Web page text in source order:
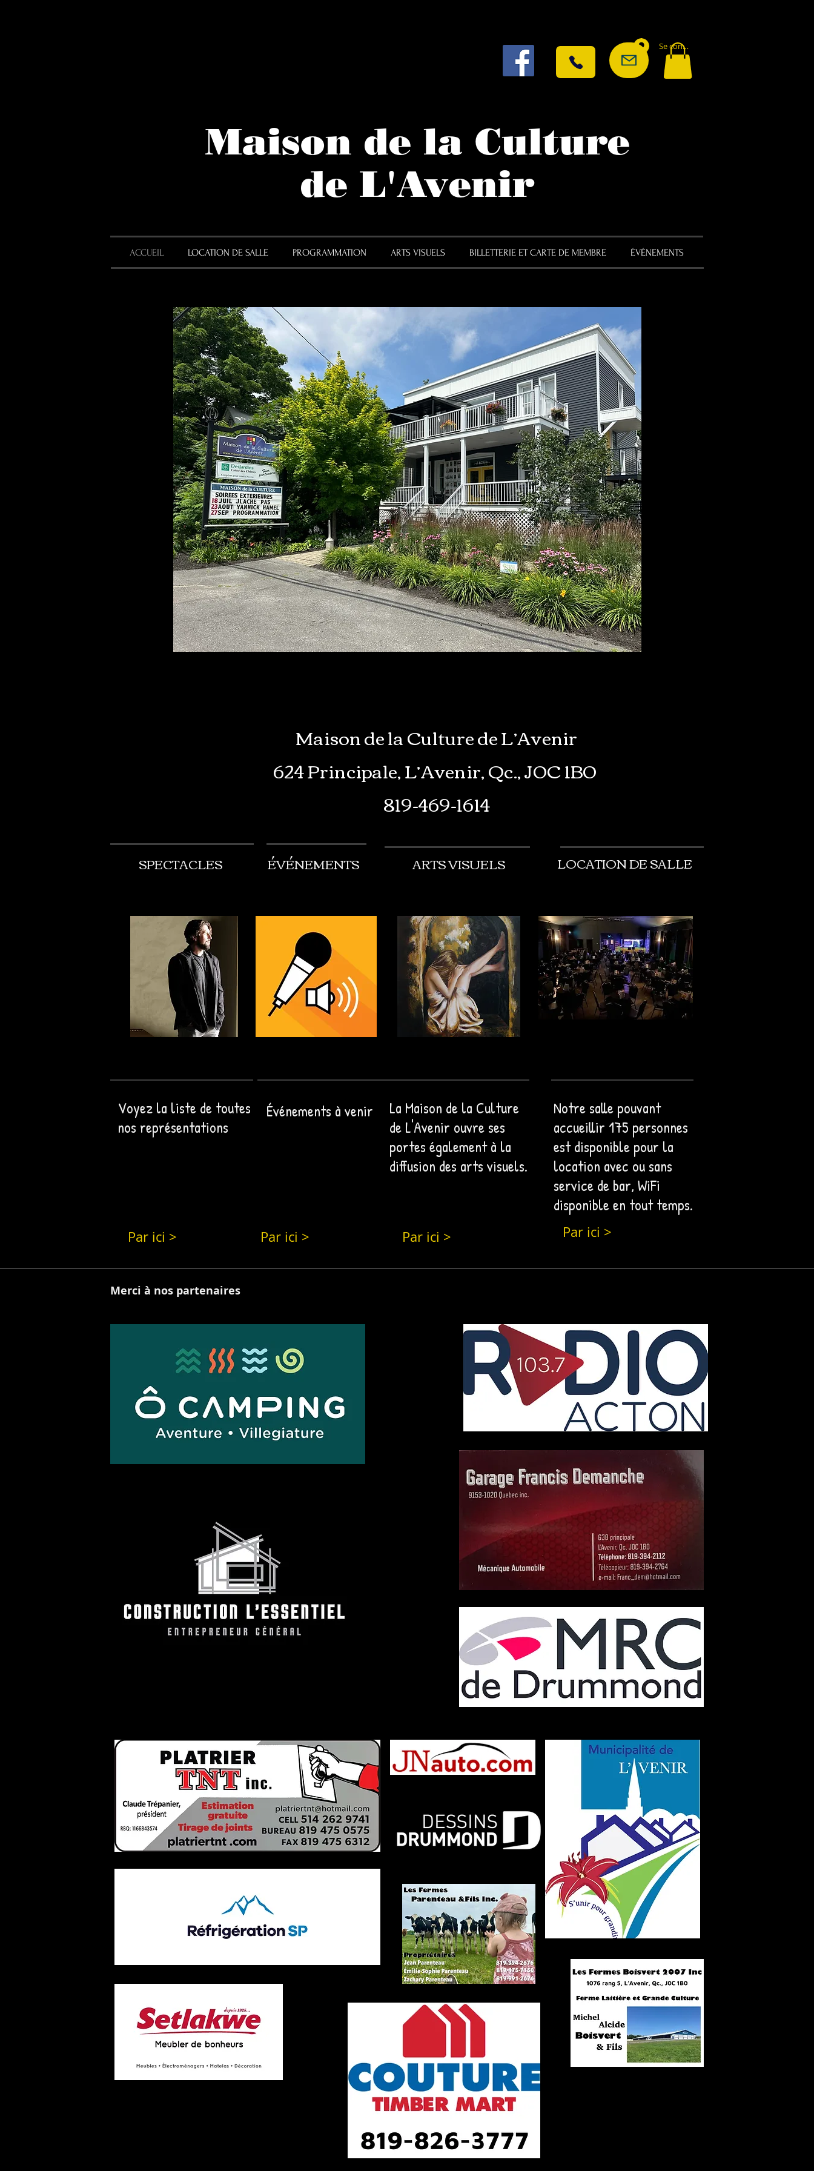
Se connecter
Maison de la Culture
de L'Avenir
ACCUEIL LOCATION DE SALLE PROGRAMMATION ARTS VISUELS BILLETTERIE ET CARTE DE MEMBRE ÉVÉNEMENTS
Maison de la Culture de L’Avenir
624 Principale, L’Avenir, Qc., J0C 1B0
819-469-1614
SPECTACLES ÉVÉNEMENTS ARTS VISUELS LOCATION DE SALLE
Voyez la liste de toutes
nos représentations
La Maison de la Culture
de L'Avenir ouvre ses
portes également à la
diffusion des arts visuels.
Événements à venir
Par ici > Par ici > Par ici >
Notre salle pouvant
accueillir 175 personnes
est disponible pour la
location avec ou sans
service de bar, WiFi
disponible en tout temps.
Par ici >
Merci à nos partenaires